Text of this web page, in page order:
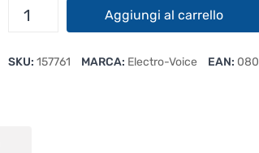
Electro
12SP
Aggiungi al carrello
SKU: 157761 MARCA: Electro-Voice EAN: